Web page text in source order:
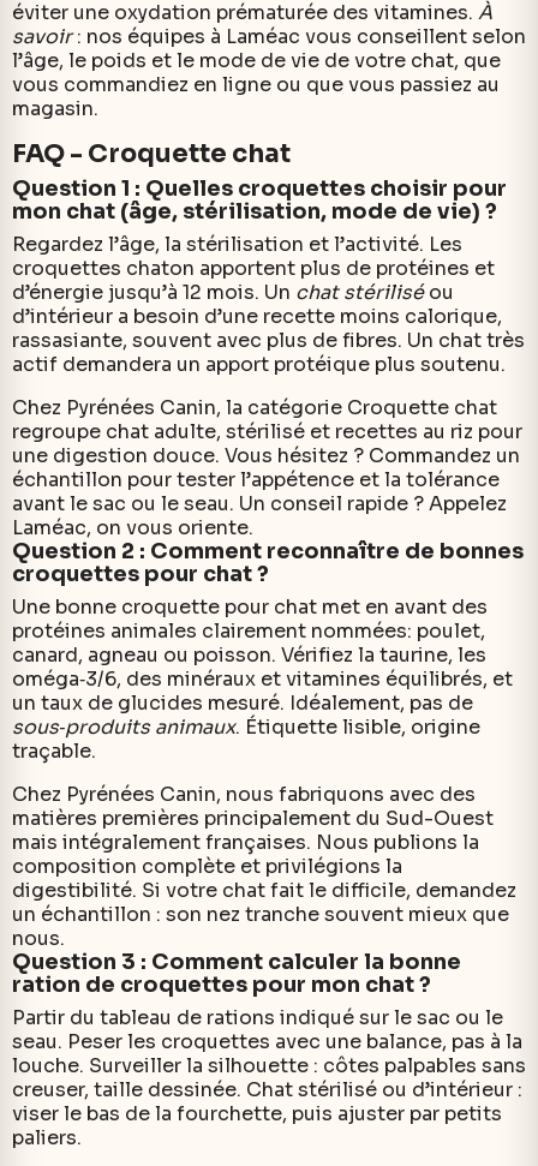
éviter une oxydation prématurée des vitamines. À
savoir: nos équipes à Laméac vous conseillent selon
l’âge, le poids et le mode de vie de votre chat, que
vous commandiez en ligne ou que vous passiez au
magasin.
FAQ - Croquette chat
Question 1 : Quelles croquettes choisir pour
mon chat (âge, stérilisation, mode de vie) ?
Regardez l’âge, la stérilisation et l’activité. Les
croquettes chaton apportent plus de protéines et
d’énergie jusqu’à 12 mois. Un chat stériliséou
d’intérieur a besoin d’une recette moins calorique,
rassasiante, souvent avec plus de fibres. Un chat très
actif demandera un apport protéique plus soutenu.
Chez Pyrénées Canin, la catégorie Croquette chat
regroupe chat adulte, stérilisé et recettes au riz pour
une digestion douce. Vous hésitez ? Commandez un
échantillon pour tester l’appétence et la tolérance
avant le sac ou le seau. Un conseil rapide ? Appelez
Laméac, on vous oriente.
Question 2 : Comment reconnaître de bonnes
croquettes pour chat ?
Une bonne croquette pour chat met en avant des
protéines animales clairement nommées: poulet,
canard, agneau ou poisson. Vérifiez la taurine, les
oméga‑3/6, des minéraux et vitamines équilibrés, et
un taux de glucides mesuré. Idéalement, pas de
sous‑produits animaux. Étiquette lisible, origine
traçable.
Chez Pyrénées Canin, nous fabriquons avec des
matières premières principalement du Sud-Ouest
mais intégralement françaises. Nous publions la
composition complète et privilégions la
digestibilité. Si votre chat fait le difficile, demandez
un échantillon : son nez tranche souvent mieux que
nous.
Question 3 : Comment calculer la bonne
ration de croquettes pour mon chat ?
Partir du tableau de rations indiqué sur le sac ou le
seau. Peser les croquettes avec une balance, pas à la
louche. Surveiller la silhouette : côtes palpables sans
creuser, taille dessinée. Chat stérilisé ou d’intérieur :
viser le bas de la fourchette, puis ajuster par petits
paliers.